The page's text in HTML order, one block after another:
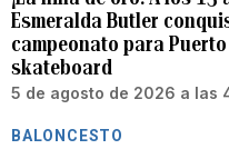
Esmeralda Butler
campeonato para Puerto
skateboard
5 de agosto de 2026 a las
BALONCESTO